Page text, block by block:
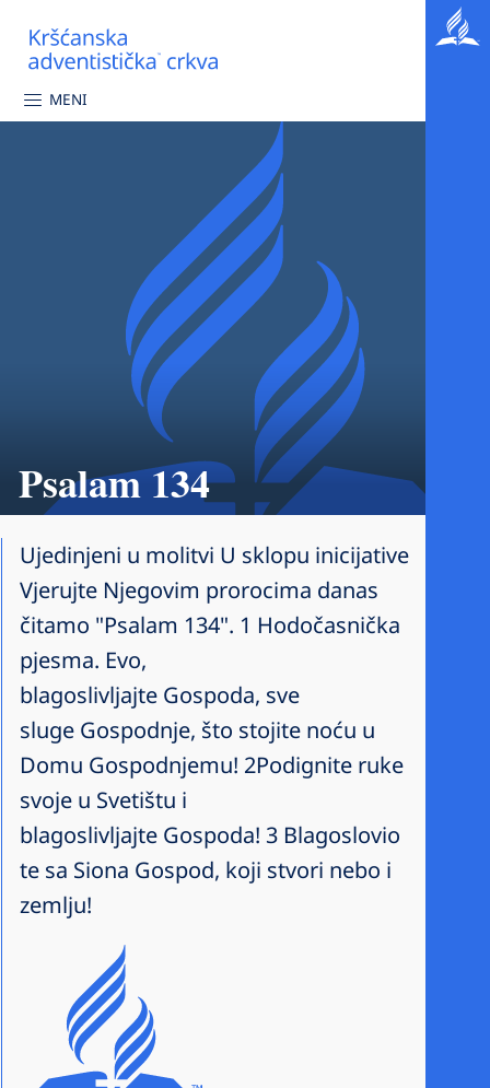
MENI
Psalam 134
Ujedinjeni u molitvi U sklopu inicijative
Vjerujte Njegovim prorocima danas
čitamo "Psalam 134". 1 Hodočasnička
pjesma. Evo,
blagoslivljajte Gospoda, sve
sluge Gospodnje, što stojite noću u
Domu Gospodnjemu! 2Podignite ruke
svoje u Svetištu i
blagoslivljajte Gospoda! 3 Blagoslovio
te sa Siona Gospod, koji stvori nebo i
zemlju!